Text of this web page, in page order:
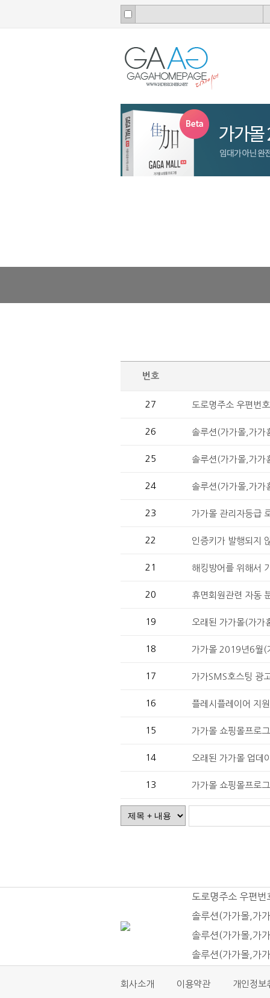
번호
27 도로명주소 우편번
26 솔루션(가가몰,가가
25 솔루션(가가몰,가가
24 솔루션(가가몰,가가
23 가가몰 관리자등급
22 인증키가 발행되지
21 해킹방어를 위해서
20 휴면회원관련 자동
19 오래된 가가몰(가가
18 가가몰 2019년6월(
17 가가SMS호스팅 광
16 플레시플레이어 지
15 가가몰 쇼핑몰프로
14 오래된 가가몰 업데
13 가가몰 쇼핑몰프로
도로명주소 우편
솔루션(가가몰,가
솔루션(가가몰,가
솔루션(가가몰,가
회사소개 이용약관 개인정보